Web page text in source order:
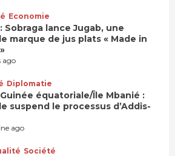
Economie
Sobraga lance Jugab, une
marque de jus plats « Made in
ago
Diplomatie
équatoriale/Île Mbanié :
suspend le processus d’Addis-
ago
Société